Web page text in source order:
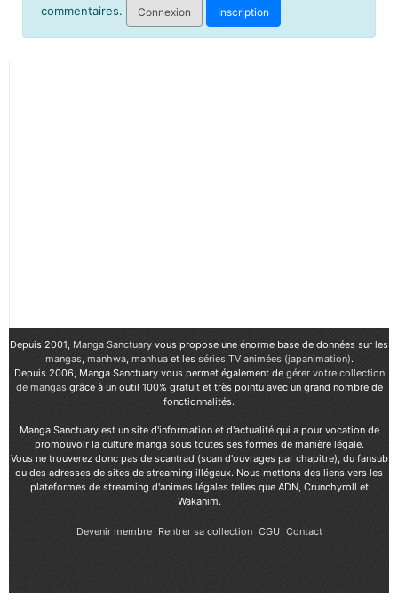
commentaires.
Connexion Inscription
Depuis 2001, Manga Sanctuary vous propose une énorme base de données sur les
mangas, manhwa, manhuaet les séries TV animées (japanimation).
Depuis 2006, Manga Sanctuary vous permet également de gérer votre collection
de mangasgrâce à un outil 100% gratuit et très pointu avec un grand nombre de
fonctionnalités.
Manga Sanctuary est un site d'information et d'actualité qui a pour vocation de
promouvoir la culture manga sous toutes ses formes de manière légale.
Vous ne trouverez donc pas de scantrad (scan d'ouvrages par chapitre), du fansub
ou des adresses de sites de streaming illégaux. Nous mettons des liens vers les
plateformes de streaming d'animes légales telles que ADN, Crunchyroll et
Wakanim.
Devenir membre Rentrer sa collection CGU Contact